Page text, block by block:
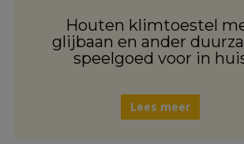
Houten klimtoestel
glijbaan en ander
speelgoed voor in
Lees meer